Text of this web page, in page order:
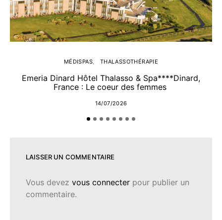
MÉDISPAS THALASSOTHÉRAPIE
Emeria Dinard Hôtel Thalasso & Spa****Dinard,
France : Le coeur des femmes
14/07/2026
LAISSER UN COMMENTAIRE
Vous devez vous connecter pour publier un
commentaire.